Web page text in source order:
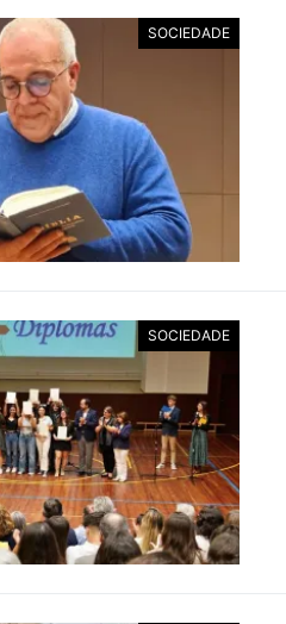
SOCIEDADE
SOCIEDADE